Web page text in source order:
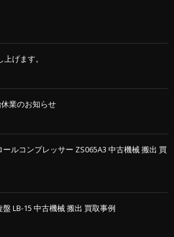
げます。
業のお知らせ
ルコンプレッサー ZS065A3 中古機械 搬出 買
LB-15 中古機械 搬出 買取事例